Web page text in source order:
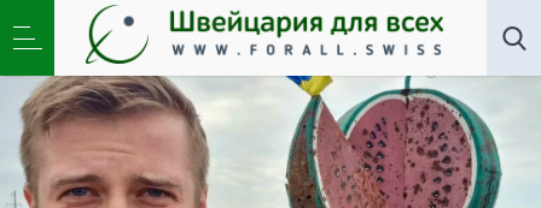
Искусство Общество»Сашко Чубко: «Самое
страшное — это запах мертвых тел»